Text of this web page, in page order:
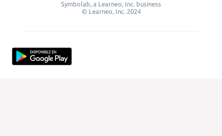
Symbolab, a Learneo, Inc. business
© Learneo, Inc. 2024